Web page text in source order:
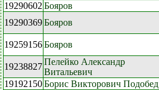
19290602 Бояров
19290369Бояров
19259156Бояров
19238827Пелейко Александр
Витальевич
19192150Борис Викторович Подобед